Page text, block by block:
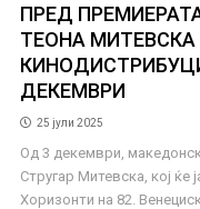
ПРЕД
ТЕОНА
ДЕКЕМВРИ
25 јули 2025
Од 3 декември,
Стругар Митевска, кој ќе
Хоризонти на 82.